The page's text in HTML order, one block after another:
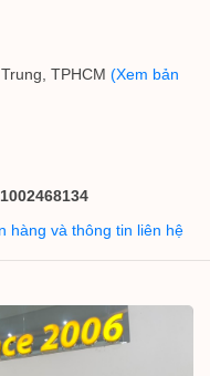
TPHCM (Xem bản
hàng và thông tin liên hệ